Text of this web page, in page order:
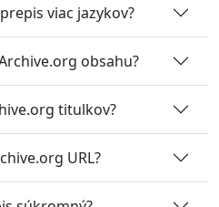
viac jazykov?
obsahu?
titulkov?
URL?